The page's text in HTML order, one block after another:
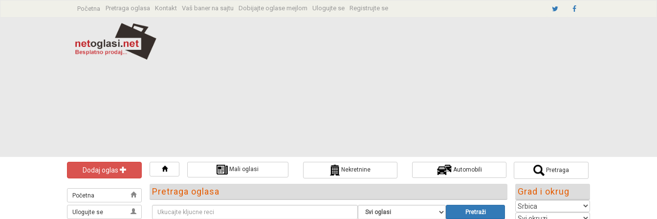
Početna Pretraga oglasa Kontakt Vaš baner na sajtu Dobijajte oglase mejlom Ulogujte se Registrujte se
Dodaj oglas
Početna
Ulogujte se
Mali oglasi Nekretnine Automobili Pretraga
Pretraga oglasa
Pretraži
Grad i okrug